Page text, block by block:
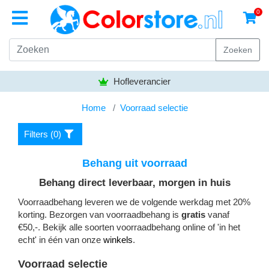
0
Zoeken
Home Voorraad selectie
Filters (0)
Behang uit voorraad
Behang direct leverbaar, morgen in huis
Voorraadbehang leveren we de volgende werkdag met 20%
korting. Bezorgen van voorraadbehang is gratis vanaf
€50,-. Bekijk alle soorten voorraadbehang online of 'in het
echt' in één van onze winkels.
Voorraad selectie